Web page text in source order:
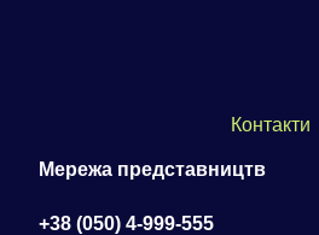
Контакти
Мережа представництв
+38 (050) 4-999-555